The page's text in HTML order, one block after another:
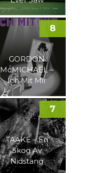
GORDON
McMICHAEL –
Ich Mit Mir
8
TAAKE – En
Skog Av
Nidstang
7